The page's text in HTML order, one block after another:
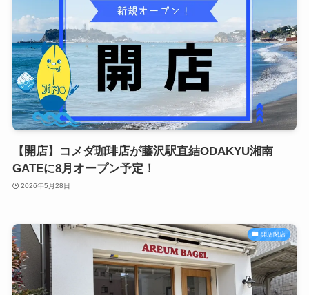
【開店】コメダ珈琲店が藤沢駅直結ODAKYU湘南
GATEに8月オープン予定！
2026年5月28日
開店閉店